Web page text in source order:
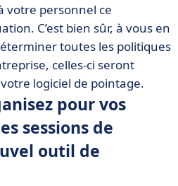
votre personnel ce
C’est bien sûr, à vous en
toutes les politiques
celles-ci seront
logiciel de pointage.
pour vos
sessions de
outil de